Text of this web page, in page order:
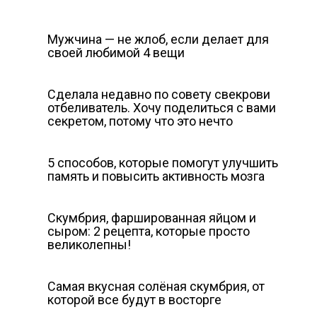
Мужчина — не жлоб, если делает для
своей любимой 4 вещи
Сделала недавно по совету свекрови
отбеливатель. Хочу поделиться с вами
секретом, потому что это нечто
5 способов, которые помогут улучшить
память и повысить активность мозга
Скумбрия, фаршированная яйцом и
сыром: 2 рецепта, которые просто
великолепны!
Самая вкусная солёная скумбрия, от
которой все будут в восторге